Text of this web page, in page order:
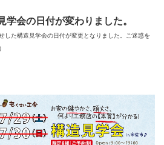
学会の日付が変わりました。
した構造見学会の日付が変更となりました。ご迷惑を